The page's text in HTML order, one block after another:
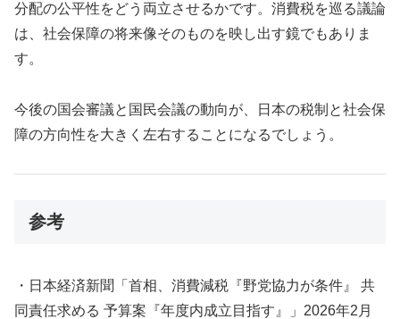
分配の公平性をどう両立させるかです。消費税を巡る議論
は、社会保障の将来像そのものを映し出す鏡でもありま
す。
今後の国会審議と国民会議の動向が、日本の税制と社会保
障の方向性を大きく左右することになるでしょう。
参考
・日本経済新聞「首相、消費減税『野党協力が条件』 共
同責任求める 予算案『年度内成立目指す』」2026年2月